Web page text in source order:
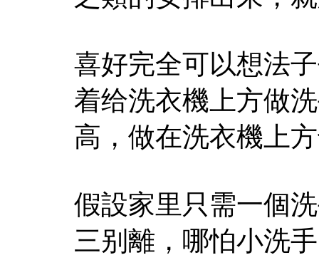
喜好完全可以想法
着给洗衣機上方做
高，做在洗衣機上
假設家里只需一個
三别離，哪怕小洗